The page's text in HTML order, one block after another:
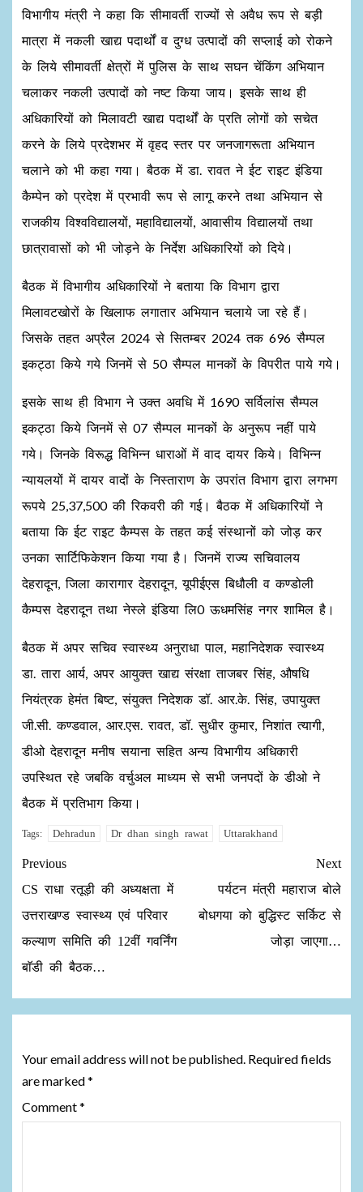
विभागीय मंत्री ने कहा कि सीमावर्ती राज्यों से अवैध रूप से बड़ी
मात्रा में नकली खाद्य पदार्थों व दुग्ध उत्पादों की सप्लाई को रोकने
के लिये सीमावर्ती क्षेत्रों में पुलिस के साथ सघन चेंकिंग अभियान
चलाकर नकली उत्पादों को नष्ट किया जाय। इसके साथ ही
अधिकारियों को मिलावटी खाद्य पदार्थों के प्रति लोगों को सचेत
करने के लिये प्रदेशभर में वृहद स्तर पर जनजागरूता अभियान
चलाने को भी कहा गया। बैठक में डा. रावत ने ईट राइट इंडिया
कैम्पेन को प्रदेश में प्रभावी रूप से लागू करने तथा अभियान से
राजकीय विश्वविद्यालयों, महाविद्यालयों, आवासीय विद्यालयों तथा
छात्रावासों को भी जोड़ने के निर्देश अधिकारियों को दिये।
बैठक में विभागीय अधिकारियों ने बताया कि विभाग द्वारा
मिलावटखोरों के खिलाफ लगातार अभियान चलाये जा रहे हैं।
जिसके तहत अप्रैल 2024 से सितम्बर 2024 तक 696 सैम्पल
इकट्ठा किये गये जिनमें से 50 सैम्पल मानकों के विपरीत पाये गये।
इसके साथ ही विभाग ने उक्त अवधि में 1690 सर्विलांस सैम्पल
इकट्ठा किये जिनमें से 07 सैम्पल मानकों के अनुरूप नहीं पाये
गये। जिनके विरूद्ध विभिन्न धाराओं में वाद दायर किये। विभिन्न
न्यायलयों में दायर वादों के निस्ताराण के उपरांत विभाग द्वारा लगभग
रूपये 25,37,500 की रिकवरी की गई। बैठक में अधिकारियों ने
बताया कि ईट राइट कैम्पस के तहत कई संस्थानों को जोड़ कर
उनका सार्टिफिकेशन किया गया है। जिनमें राज्य सचिवालय
देहरादून, जिला कारागार देहरादून, यूपीईएस बिधौली व कण्डोली
कैम्पस देहरादून तथा नेस्ले इंडिया लि0 ऊधमसिंह नगर शामिल है।
बैठक में अपर सचिव स्वास्थ्य अनुराधा पाल, महानिदेशक स्वास्थ्य
डा. तारा आर्य, अपर आयुक्त खाद्य संरक्षा ताजबर सिंह, औषधि
नियंत्रक हेमंत बिष्ट, संयुक्त निदेशक डॉ. आर.के. सिंह, उपायुक्त
जी.सी. कण्डवाल, आर.एस. रावत, डॉ. सुधीर कुमार, निशांत त्यागी,
डीओ देहरादून मनीष सयाना सहित अन्य विभागीय अधिकारी
उपस्थित रहे जबकि वर्चुअल माध्यम से सभी जनपदों के डीओ ने
बैठक में प्रतिभाग किया।
Tags: Dehradun Dr dhan singh rawat Uttarakhand
Previous
CS राधा रतूड़ी की अध्यक्षता में
उत्तराखण्ड स्वास्थ्य एवं परिवार
कल्याण समिति की 12वीं गवर्निंग
बाॅडी की बैठक…
Next
पर्यटन मंत्री महाराज बोले
बोधगया को बुद्धिस्ट सर्किट से
जोड़ा जाएगा…
Your email address will not be published. Required fields
are marked*
Comment*